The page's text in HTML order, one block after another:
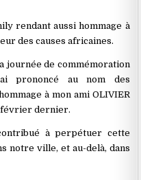
rendant aussi hommage à
des causes africaines.
journée de commémoration
prononcé au nom des
à mon ami OLIVIER
février dernier.
à perpétuer cette
notre ville, et au-delà, dans